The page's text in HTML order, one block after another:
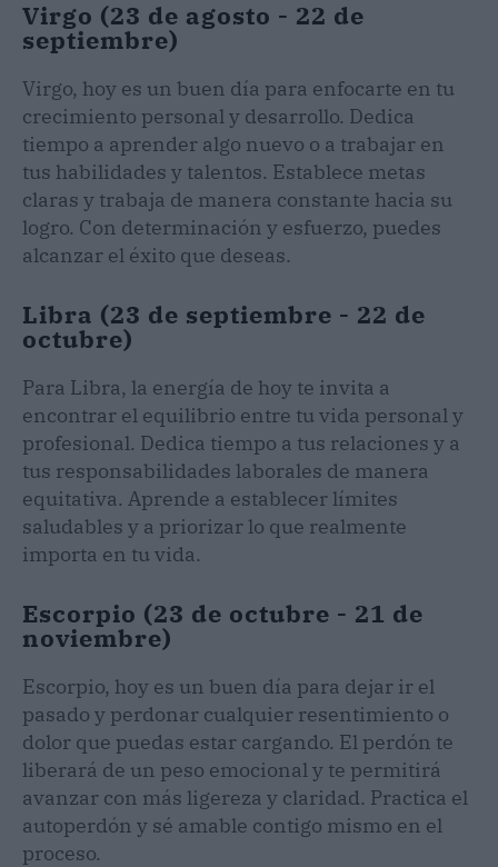
Virgo (23 de agosto - 22 de
septiembre)
Virgo, hoy es un buen día para enfocarte en tu
crecimiento personal y desarrollo. Dedica
tiempo a aprender algo nuevo o a trabajar en
tus habilidades y talentos. Establece metas
claras y trabaja de manera constante hacia su
logro. Con determinación y esfuerzo, puedes
alcanzar el éxito que deseas.
Libra (23 de septiembre - 22 de
octubre)
Para Libra, la energía de hoy te invita a
encontrar el equilibrio entre tu vida personal y
profesional. Dedica tiempo a tus relaciones y a
tus responsabilidades laborales de manera
equitativa. Aprende a establecer límites
saludables y a priorizar lo que realmente
importa en tu vida.
Escorpio (23 de octubre - 21 de
noviembre)
Escorpio, hoy es un buen día para dejar ir el
pasado y perdonar cualquier resentimiento o
dolor que puedas estar cargando. El perdón te
liberará de un peso emocional y te permitirá
avanzar con más ligereza y claridad. Practica el
autoperdón y sé amable contigo mismo en el
proceso.